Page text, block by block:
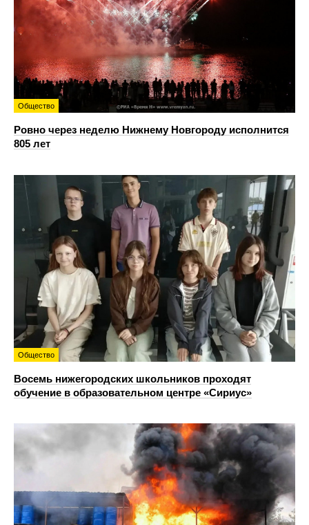
Общество
Ровно через неделю Нижнему Новгороду исполнится
805 лет
Общество
Восемь нижегородских школьников проходят
обучение в образовательном центре «Сириус»